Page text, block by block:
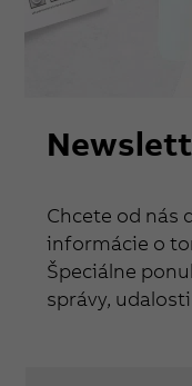
Chcete od nás
informácie o
Špeciálne
správy,